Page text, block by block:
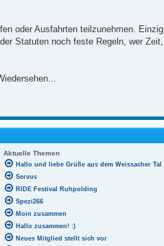
oder Ausfahrten teilzunehmen. Einzig
Statuten noch feste Regeln, wer Zeit,
Aktuelle Themen
Hallo und liebe Grüße aus dem Weissacher Tal
Servus
RIDE Festival Ruhpolding
Spezi266
Moin zusammen
Hallo zusammen! :)
Neues Mitglied stellt sich vor